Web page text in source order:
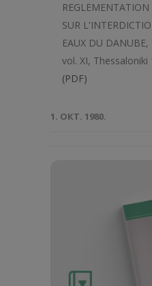
SUR
EAUX DU
vol. XI,
(PDF)
1. ОКТ. 1980.